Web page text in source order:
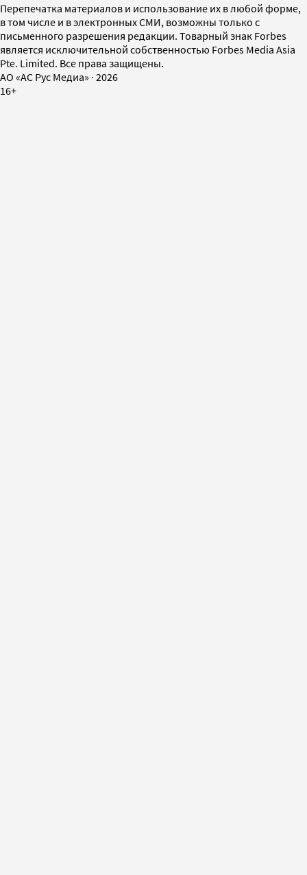
Перепечатка материалов и использование их в любой форме,
в том числе и в электронных СМИ, возможны только с
письменного разрешения редакции. Товарный знак Forbes
является исключительной собственностью Forbes Media Asia
Pte. Limited. Все права защищены.
AO «АС Рус Медиа» · 2026
16+